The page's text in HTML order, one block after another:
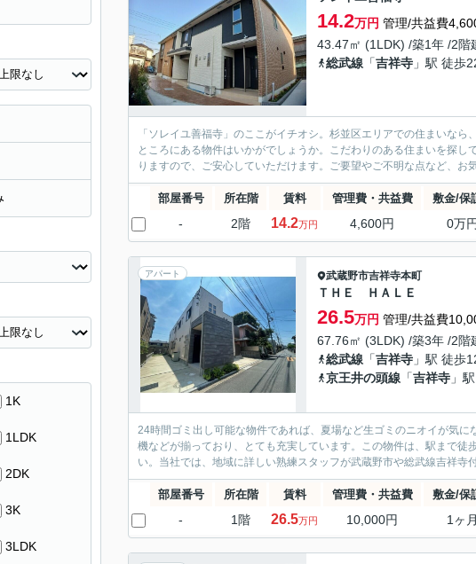
14.2万円 管理/共益費
43.47㎡ (1LDK) /築1年 /2階
総武線 「吉祥寺 」駅 徒歩
「ソレイユ善福寺」のここがイチオシ。杉並区エリアでの住まいな
ところにある物件はいかがでしょうか。こだわりのある住まいを探
りますので、ご安心していただけます。ご要望やご不明な点など、お
部屋番号 所在階 賃料 管理費・共益費 敷金/保
- 2階 14.2万円 4,600円 0万円
アパート 武蔵野市吉祥寺本町
ＴＨＥ ＨＡＬＥ
26.5万円 管理/共益費
67.76㎡ (3LDK) /築3年 /2階
総武線 「吉祥寺 」駅 徒歩
京王井の頭線 「吉祥寺 」
24時間ゴミ出し可能な物件であれば、夏場など生ゴミのニオイが気
機などが揃っており、とても充実しています。この物件は、駅まで
い。当社では、地域に詳しい熟練スタッフが武蔵野市や総武線吉祥寺
部屋番号 所在階 賃料 管理費・共益費 敷金/保
- 1階 26.5万円 10,000円 1ヶ月
1K
1LDK
2DK
3K
3LDK